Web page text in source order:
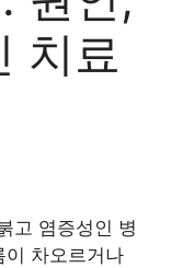
치료
고 염증성인 병
이 차오르거나